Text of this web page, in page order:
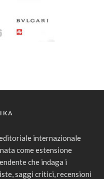
internazionale
come estensione
che indaga i
saggi critici, recensioni